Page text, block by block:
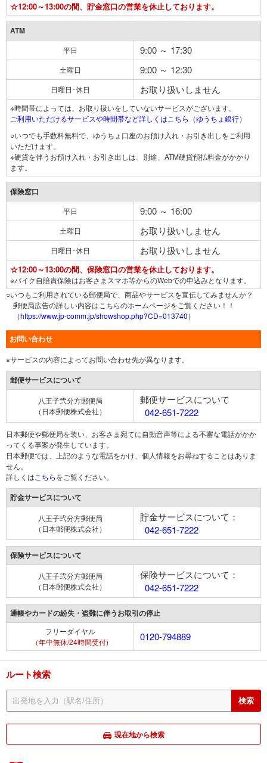
☆12:00～13:00の間、貯金窓口の営業を休止しております。
ATM
平日 9:00 ～ 17:30
土曜日 9:00 ～ 12:30
日曜日･休日 お取り扱いしません
※時間帯によっては、お取り扱いをしていないサービスがございます。
ご利用いただけるサービスや時間帯など詳しくはこちら（ゆうちょ銀行）
○いつでも手数料無料で、ゆうちょ口座のお預け入れ・お引き出しをご利用
いただけます。
※硬貨を伴うお預け入れ・お引き出しは、別途、ATM硬貨預払料金がかかり
ます。
保険窓口
平日 9:00 ～ 16:00
土曜日 お取り扱いしません
日曜日･休日 お取り扱いしません
☆12:00～13:00の間、保険窓口の営業を休止しております。
※バイク自賠責保険はお客さまスマホ等からのWebでの申込みとなります。
○いつもご利用されている郵便局で、商品やサービスを宣伝してみませんか？
郵便局広告の詳しい内容はこちらのホームページをご覧ください！！
（https://www.jp-comm.jp/showshop.php?CD=013740）
お問い合わせ
※サービスの内容によってお問い合わせ先が異なります。
郵便サービスについて
八王子弐分方郵便局
（日本郵便株式会社）
郵便サービスについて
042-651-7222
日本郵便や郵便局を装い、お客さま宛てに自動音声等による不審な電話がかか
ってくる事案が発生しています。
日本郵便では、上記のような電話をかけ、個人情報をお尋ねすることはありま
せん。
詳しくは こちらをご覧ください。
貯金サービスについて
八王子弐分方郵便局
（日本郵便株式会社）
貯金サービスについて：
042-651-7222
保険サービスについて
八王子弐分方郵便局
（日本郵便株式会社）
保険サービスについて：
042-651-7222
通帳やカードの紛失・盗難に伴うお取引の停止
フリーダイヤル
（年中無休/24時間受付)
0120-794889
ルート検索
現在地から検索